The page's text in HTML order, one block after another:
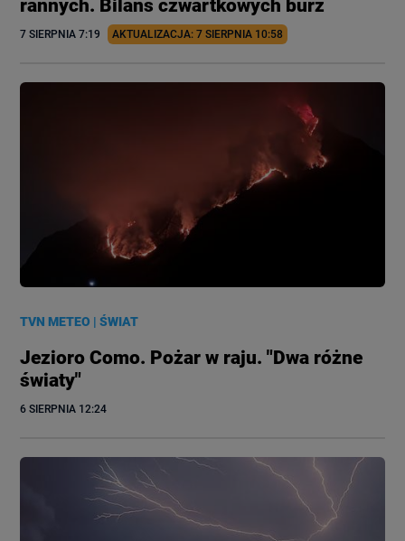
rannych. Bilans czwartkowych burz
7 SIERPNIA 7:19 AKTUALIZACJA: 7 SIERPNIA 10:58
TVN METEO |ŚWIAT
Jezioro Como. Pożar w raju. "Dwa różne
światy"
6 SIERPNIA 12:24